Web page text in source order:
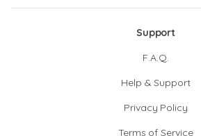
Support
F.A.Q.
Help & Support
Privacy Policy
Terms of Service